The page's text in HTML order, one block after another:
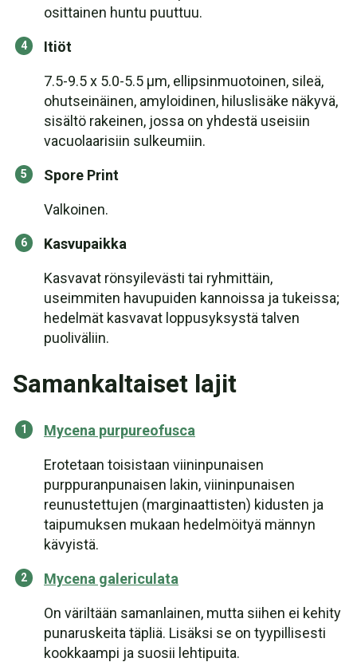
osittainen huntu puuttuu.
Itiöt
7.5-9.5 x 5.0-5.5 µm, ellipsinmuotoinen, sileä,
ohutseinäinen, amyloidinen, hiluslisäke näkyvä,
sisältö rakeinen, jossa on yhdestä useisiin
vacuolaarisiin sulkeumiin.
Spore Print
Valkoinen.
Kasvupaikka
Kasvavat rönsyilevästi tai ryhmittäin,
useimmiten havupuiden kannoissa ja tukeissa;
hedelmät kasvavat loppusyksystä talven
puoliväliin.
Samankaltaiset lajit
Mycena purpureofusca
Erotetaan toisistaan viininpunaisen
purppuranpunaisen lakin, viininpunaisen
reunustettujen (marginaattisten) kidusten ja
taipumuksen mukaan hedelmöityä männyn
kävyistä.
Mycena galericulata
On väriltään samanlainen, mutta siihen ei kehity
punaruskeita täpliä. Lisäksi se on tyypillisesti
kookkaampi ja suosii lehtipuita.